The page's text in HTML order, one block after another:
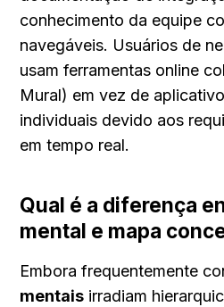
conhecimento da equipe
navegáveis. Usuários de
usam ferramentas online
Mural) em vez de
individuais devido aos
em tempo real.
Qual é a diferença
mental e mapa
Embora frequentemente
mentais irradiam